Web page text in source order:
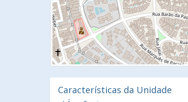
Características da Unidade